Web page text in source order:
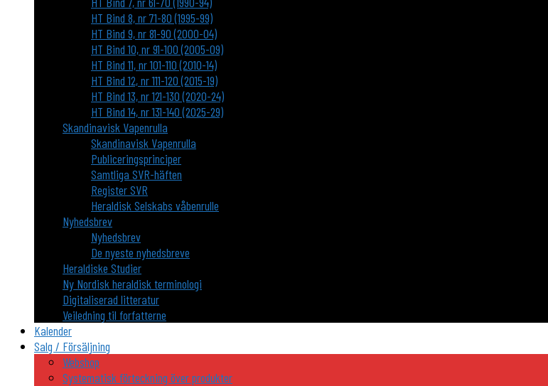
HT Bind 8, nr 71-80 (1995-99)
HT Bind 9, nr 81-90 (2000-04)
HT Bind 10, nr 91-100 (2005-09)
HT Bind 11, nr 101-110 (2010-14)
HT Bind 12, nr 111-120 (2015-19)
HT Bind 13, nr 121-130 (2020-24)
HT Bind 14, nr 131-140 (2025-29)
Skandinavisk Vapenrulla
Skandinavisk Vapenrulla
Publiceringsprinciper
Samtliga SVR-häften
Register SVR
Heraldisk Selskabs våbenrulle
Nyhedsbrev
Nyhedsbrev
De nyeste nyhedsbreve
Heraldiske Studier
Ny Nordisk heraldisk terminologi
Digitaliserad litteratur
Veiledning til forfatterne
Kalender
Salg / Försäljning
Webshop
Systematisk förteckning över produkter